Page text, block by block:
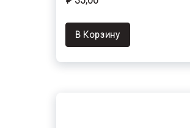
В Корзину